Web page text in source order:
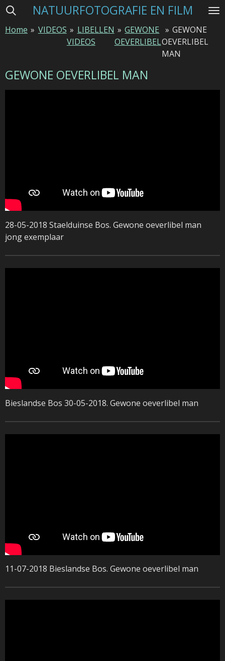
Ga
naar
NATUURFOTOGRAFIE EN FILM
Home » VIDEOS » LIBELLEN
VIDEOS
» GEWONE
OEVERLIBEL
» GEWONE
OEVERLIBEL
MAN
GEWONE OEVERLIBEL MAN
28-05-2018 Staelduinse Bos. Gewone oeverlibel man
jong exemplaar
Bieslandse Bos 30-05-2018. Gewone oeverlibel man
11-07-2018 Bieslandse Bos. Gewone oeverlibel man